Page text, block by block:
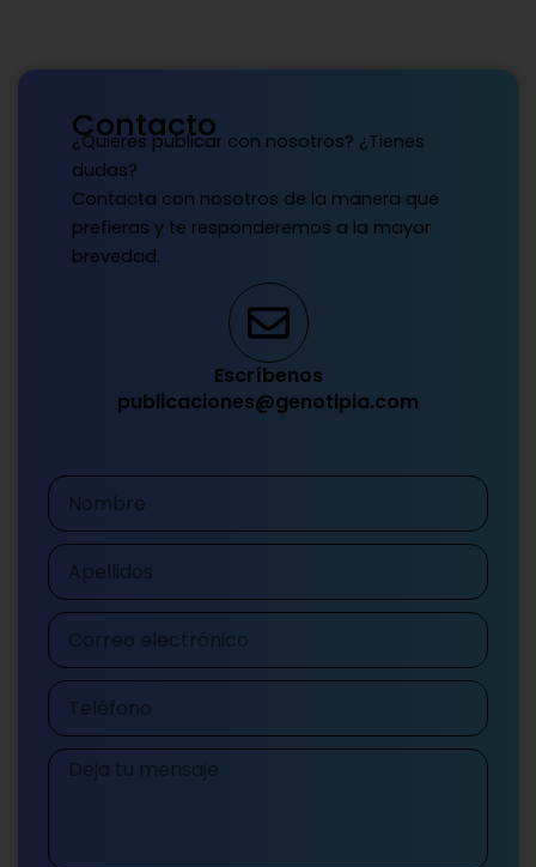
Contacto
¿Quieres publicar con nosotros? ¿Tienes
dudas?
Contacta con nosotros de la manera que
prefieras y te responderemos a la mayor
brevedad.
Escríbenos
publicaciones@genotipia.com
Nombre
Apellidos
Correo
electrónico
Teléfono
Mensaje